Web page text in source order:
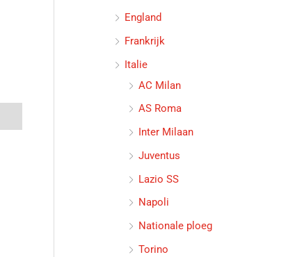
England
Frankrijk
Italie
AC Milan
AS Roma
Inter Milaan
Juventus
Lazio SS
Napoli
Nationale ploeg
Torino